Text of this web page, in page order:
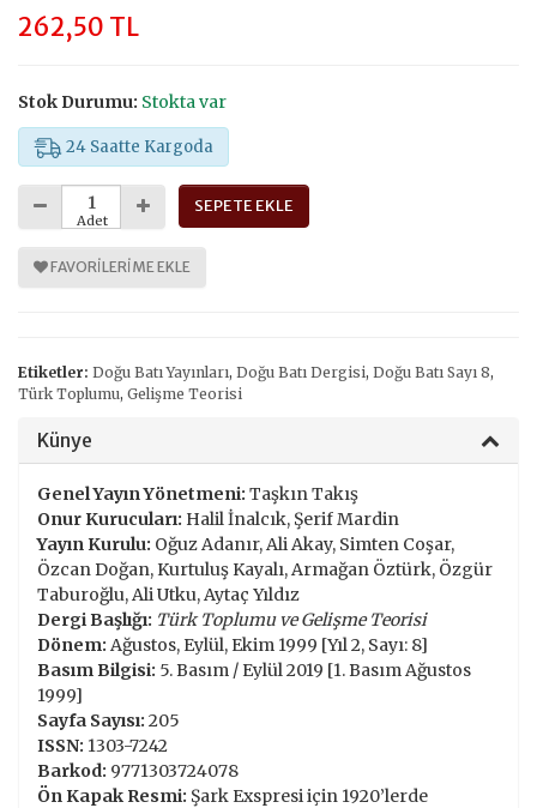
262,50 TL
Stok Durumu: Stokta var
24 Saatte Kargoda
Adet
SEPETE EKLE
FAVORILERIME EKLE
Etiketler: Doğu Batı Yayınları, Doğu Batı Dergisi, Doğu Batı Sayı 8,
Türk Toplumu, Gelişme Teorisi
Künye
Genel Yayın Yönetmeni: Taşkın Takış
Onur Kurucuları: Halil İnalcık, Şerif Mardin
Yayın Kurulu: Oğuz Adanır, Ali Akay, Simten Coşar,
Özcan Doğan, Kurtuluş Kayalı, Armağan Öztürk, Özgür
Taburoğlu, Ali Utku, Aytaç Yıldız
Dergi Başlığı: Türk Toplumu ve Gelişme Teorisi
Dönem: Ağustos, Eylül, Ekim 1999 [Yıl 2, Sayı: 8]
Basım Bilgisi: 5. Basım / Eylül 2019 [1. Basım Ağustos
1999]
Sayfa Sayısı: 205
ISSN: 1303-7242
Barkod: 9771303724078
Ön Kapak Resmi: Şark Exspresi için 1920’lerde